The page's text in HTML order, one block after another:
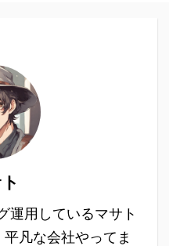
運用しているマサト
凡な会社やってま